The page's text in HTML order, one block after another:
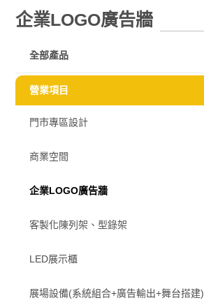
企業LOGO廣告牆
全部產品
營業項目
門市專區設計
商業空間
企業LOGO廣告牆
客製化陳列架、型錄架
LED展示櫃
展場設備(系統組合+廣告輸出+舞台搭建)